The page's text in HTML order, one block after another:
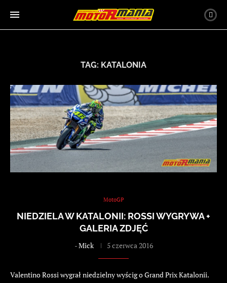
TAG: KATALONIA
MotoGP
NIEDZIELA W KATALONII: ROSSI WYGRYWA +
GALERIA ZDJĘĆ
-Mick 5 czerwca 2016
Valentino Rossi wygrał niedzielny wyścig o Grand Prix Katalonii.